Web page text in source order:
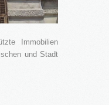
Immobilien
und Stadt